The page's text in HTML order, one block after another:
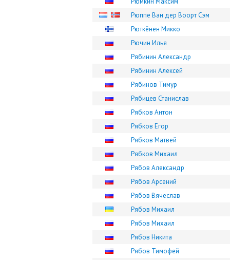
Рюппе Ван дер Воорт Сэм
Рюткёнен Микко
Рючин Илья
Рябинин Александр
Рябинин Алексей
Рябинов Тимур
Рябицев Станислав
Рябков Антон
Рябков Егор
Рябков Матвей
Рябков Михаил
Рябов Александр
Рябов Арсений
Рябов Вячеслав
Рябов Михаил
Рябов Михаил
Рябов Никита
Рябов Тимофей